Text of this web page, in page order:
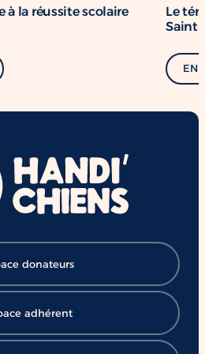
à la réussite scolaire
Le
Saint-
EN
donateurs
adhérent